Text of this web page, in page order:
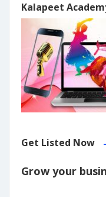
Kalapeet
Get Listed Now
Grow your